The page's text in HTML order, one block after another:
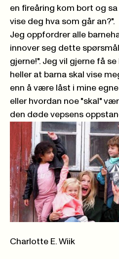
en fireåring kom bort og
vise deg hva som går an?".
Jeg oppfordrer alle
innover seg dette
gjerne!". Jeg vil gjerne få
heller at barna skal vise
enn å være låst i mine
eller hvordan noe "skal"
den døde vepsens
Charlotte E. Wiik